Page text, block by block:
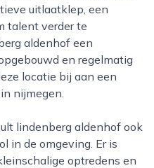
uitlaatklep, een
talent verder te
aldenhof een
en regelmatig
locatie bij aan een
nijmegen.
in de omgeving. Er is
optredens en